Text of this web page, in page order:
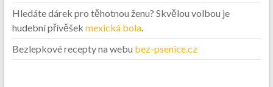
Hledáte dárek pro těhotnou ženu? Skvělou volbou je
hudební přívěšek mexická bola.
Bezlepkové recepty na webu bez-psenice.cz